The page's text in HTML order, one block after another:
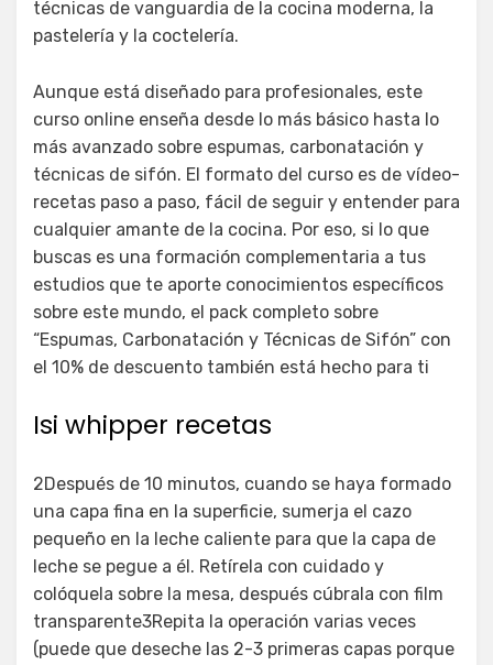
técnicas de vanguardia de la cocina moderna, la
pastelería y la coctelería.
Aunque está diseñado para profesionales, este
curso online enseña desde lo más básico hasta lo
más avanzado sobre espumas, carbonatación y
técnicas de sifón. El formato del curso es de vídeo-
recetas paso a paso, fácil de seguir y entender para
cualquier amante de la cocina. Por eso, si lo que
buscas es una formación complementaria a tus
estudios que te aporte conocimientos específicos
sobre este mundo, el pack completo sobre
“Espumas, Carbonatación y Técnicas de Sifón” con
el 10% de descuento también está hecho para ti
Isi whipper recetas
2Después de 10 minutos, cuando se haya formado
una capa fina en la superficie, sumerja el cazo
pequeño en la leche caliente para que la capa de
leche se pegue a él. Retírela con cuidado y
colóquela sobre la mesa, después cúbrala con film
transparente3Repita la operación varias veces
(puede que deseche las 2-3 primeras capas porque